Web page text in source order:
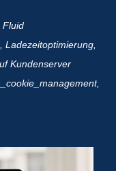
Fluid
Ladezeitoptimierung,
Kundenserver